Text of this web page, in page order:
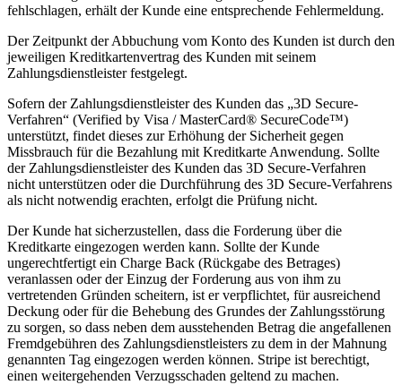
fehlschlagen, erhält der Kunde eine entsprechende Fehlermeldung.
Der Zeitpunkt der Abbuchung vom Konto des Kunden ist durch den
jeweiligen Kreditkartenvertrag des Kunden mit seinem
Zahlungsdienstleister festgelegt.
Sofern der Zahlungsdienstleister des Kunden das „3D Secure-
Verfahren“ (Verified by Visa / MasterCard® SecureCode™)
unterstützt, findet dieses zur Erhöhung der Sicherheit gegen
Missbrauch für die Bezahlung mit Kreditkarte Anwendung. Sollte
der Zahlungsdienstleister des Kunden das 3D Secure-Verfahren
nicht unterstützen oder die Durchführung des 3D Secure-Verfahrens
als nicht notwendig erachten, erfolgt die Prüfung nicht.
Der Kunde hat sicherzustellen, dass die Forderung über die
Kreditkarte eingezogen werden kann. Sollte der Kunde
ungerechtfertigt ein Charge Back (Rückgabe des Betrages)
veranlassen oder der Einzug der Forderung aus von ihm zu
vertretenden Gründen scheitern, ist er verpflichtet, für ausreichend
Deckung oder für die Behebung des Grundes der Zahlungsstörung
zu sorgen, so dass neben dem ausstehenden Betrag die angefallenen
Fremdgebühren des Zahlungsdienstleisters zu dem in der Mahnung
genannten Tag eingezogen werden können. Stripe ist berechtigt,
einen weitergehenden Verzugsschaden geltend zu machen.